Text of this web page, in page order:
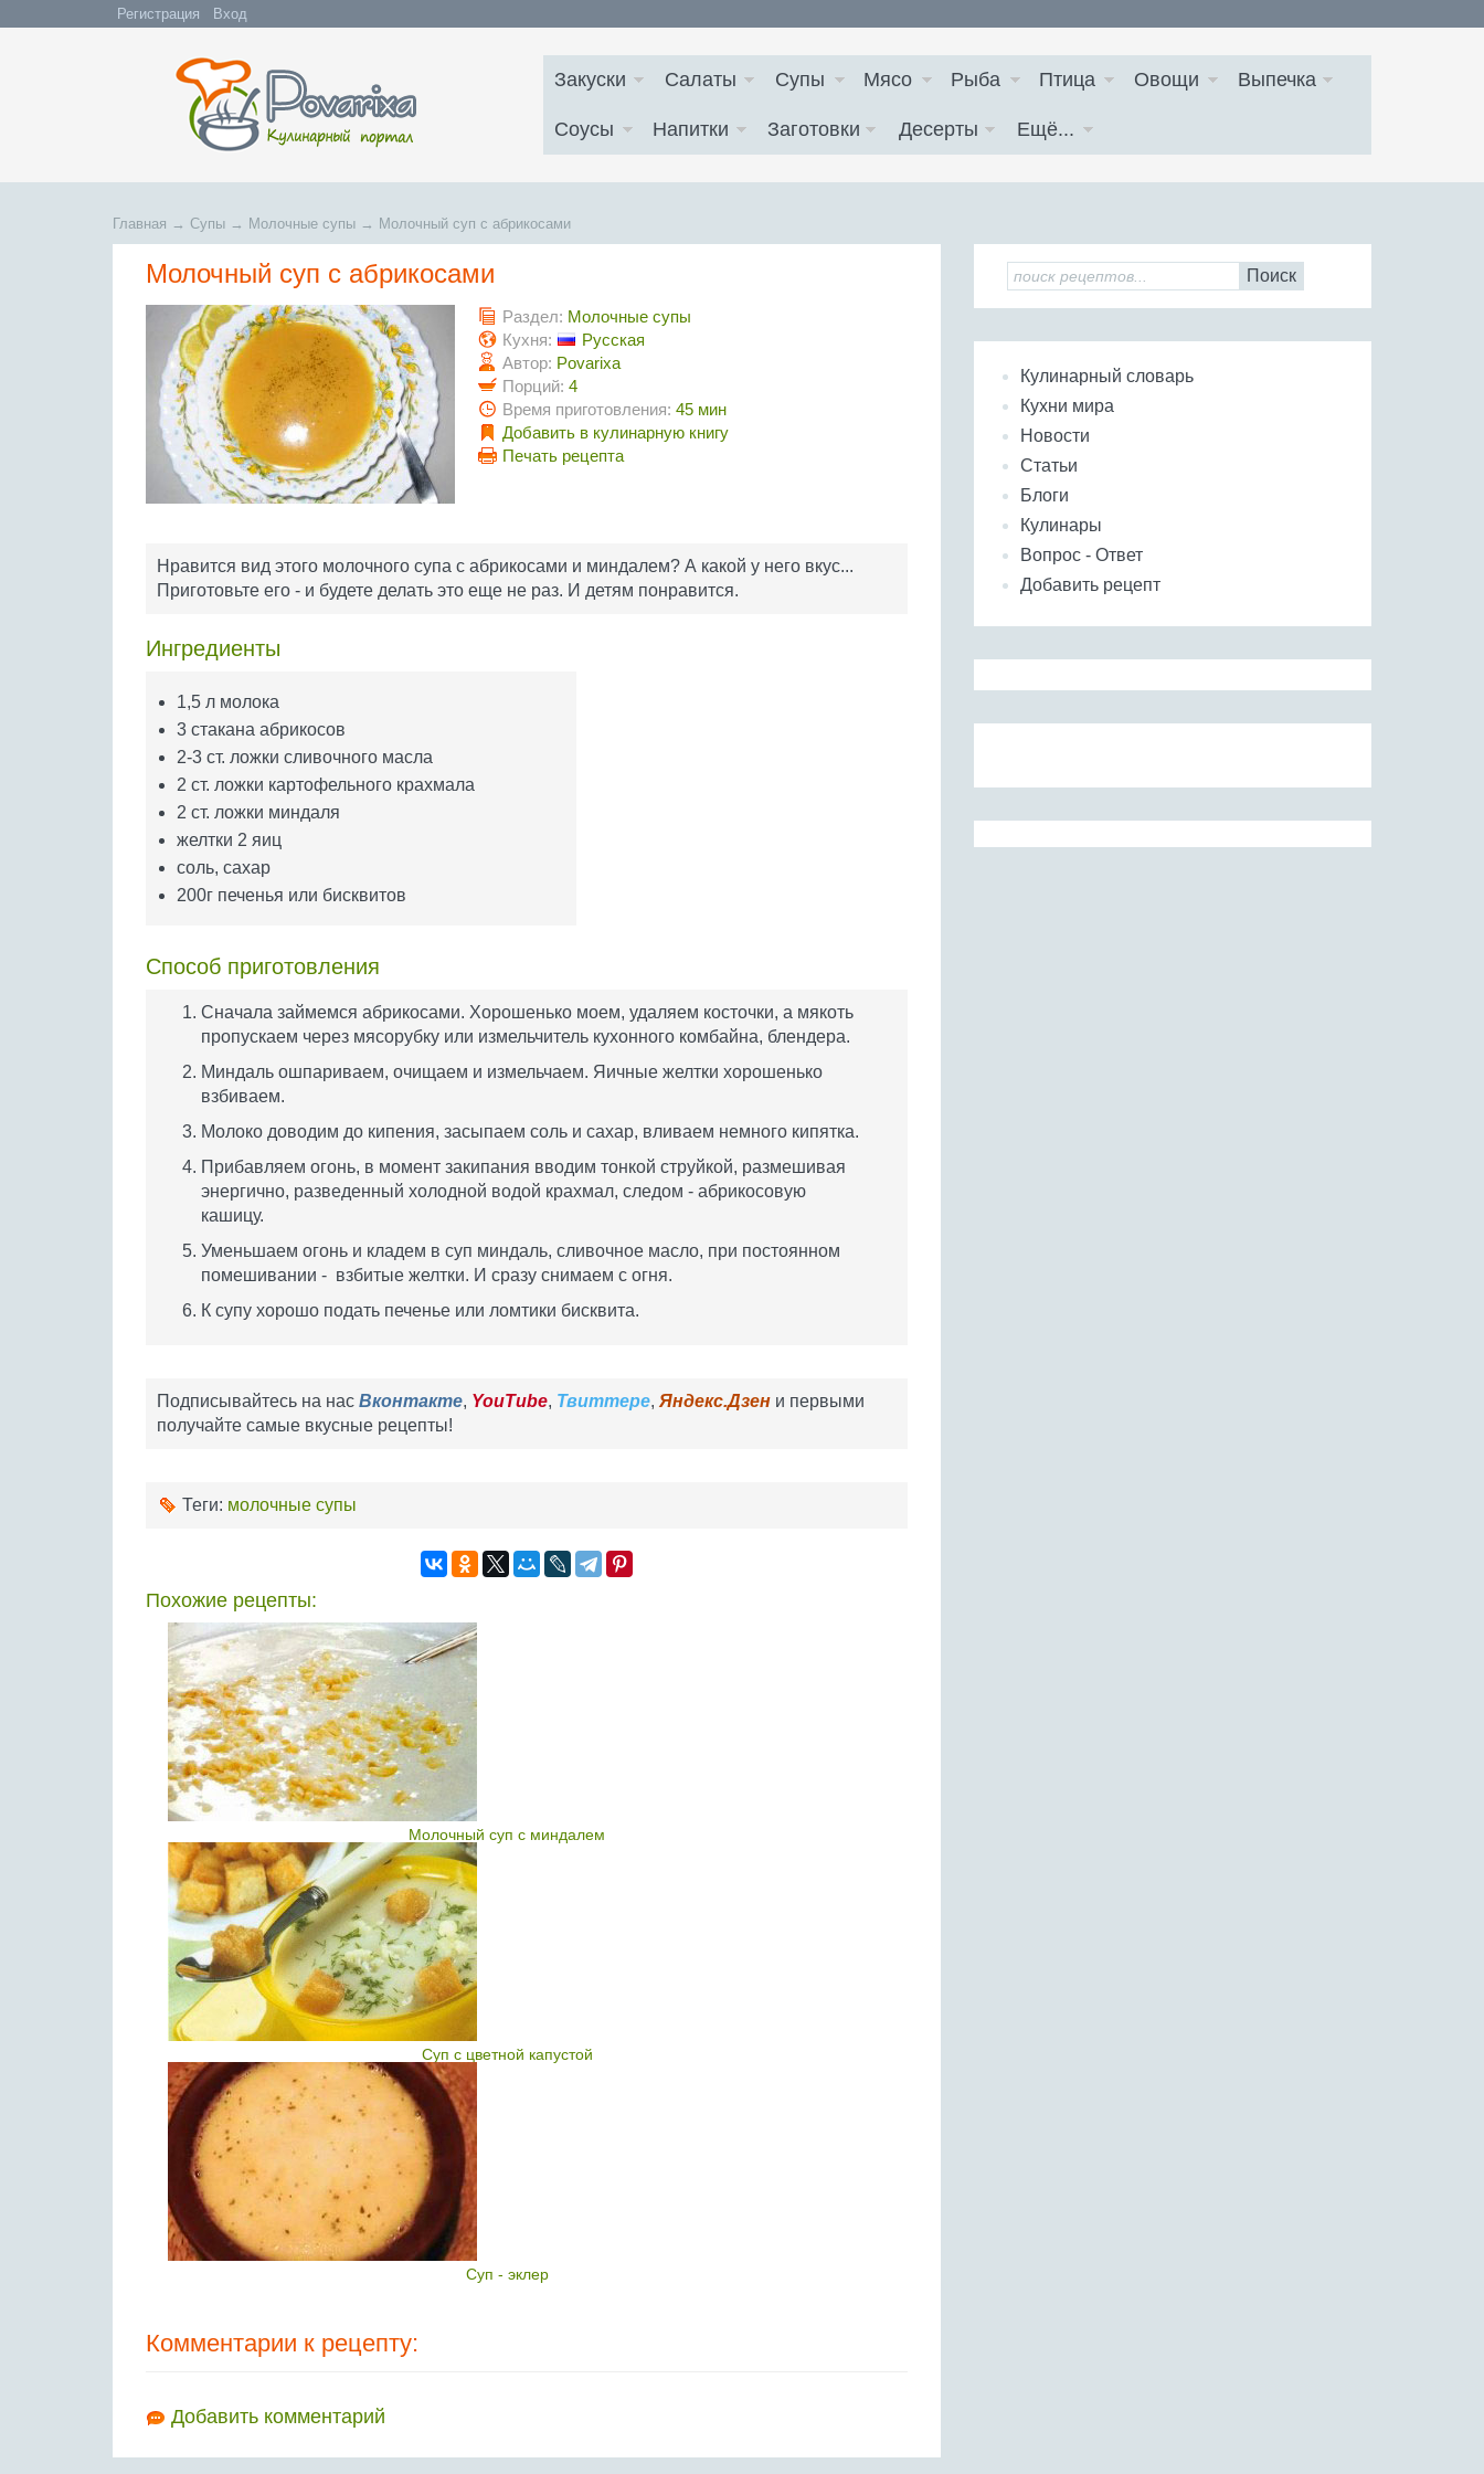
Регистрация Вход
Закуски Салаты Супы Мясо Рыба Птица Овощи Выпечка
Соусы Напитки Заготовки Десерты Ещё...
Главная → Супы → Молочные супы → Молочный суп с абрикосами
Молочный суп с абрикосами
Раздел: Молочные супы
Кухня:
Русская
Автор: Povarixa
Порций: 4
Время приготовления: 45 мин
Добавить в кулинарную книгу
Печать рецепта
Нравится вид этого молочного супа с абрикосами и миндалем? А какой у него вкус...
Приготовьте его - и будете делать это еще не раз. И детям понравится.
Ингредиенты
1,5 л молока
3 стакана абрикосов
2-3 ст. ложки сливочного масла
2 ст. ложки картофельного крахмала
2 ст. ложки миндаля
желтки 2 яиц
соль, сахар
200г печенья или бисквитов
Способ приготовления
Сначала займемся абрикосами. Хорошенько моем, удаляем косточки, а мякоть
пропускаем через мясорубку или измельчитель кухонного комбайна, блендера.
Миндаль ошпариваем, очищаем и измельчаем. Яичные желтки хорошенько
взбиваем.
Молоко доводим до кипения, засыпаем соль и сахар, вливаем немного кипятка.
Прибавляем огонь, в момент закипания вводим тонкой струйкой, размешивая
энергично, разведенный холодной водой крахмал, следом - абрикосовую
кашицу.
Уменьшаем огонь и кладем в суп миндаль, сливочное масло, при постоянном
помешивании - взбитые желтки. И сразу снимаем с огня.
К супу хорошо подать печенье или ломтики бисквита.
Подписывайтесь на нас Вконтакте, YouTube, Твиттере, Яндекс.Дзен и первыми
получайте самые вкусные рецепты!
Теги: молочные супы
Похожие рецепты:
Молочный суп с миндалем
Суп с цветной капустой
Суп - эклер
Комментарии к рецепту:
Добавить комментарий
Поиск
Кулинарный словарь
Кухни мира
Новости
Статьи
Блоги
Кулинары
Вопрос - Ответ
Добавить рецепт